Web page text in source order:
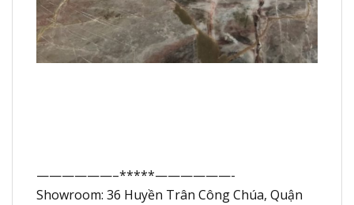
——————–*****——————-
Showroom: 36 Huyền Trân Công Chúa, Quận